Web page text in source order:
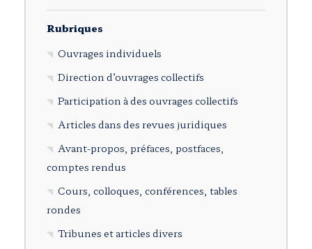
Rubriques
Ouvrages individuels
Direction d’ouvrages collectifs
Participation à des ouvrages collectifs
Articles dans des revues juridiques
Avant-propos, préfaces, postfaces,
comptes rendus
Cours, colloques, conférences, tables
rondes
Tribunes et articles divers